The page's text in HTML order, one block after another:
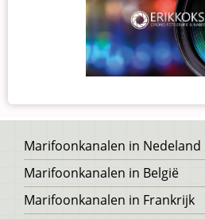
Voet
Marifoonkanalen in Nedeland
Marifoonkanalen in België
Marifoonkanalen in Frankrijk